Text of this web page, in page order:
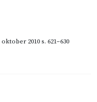
oktober 2010s. 621–630